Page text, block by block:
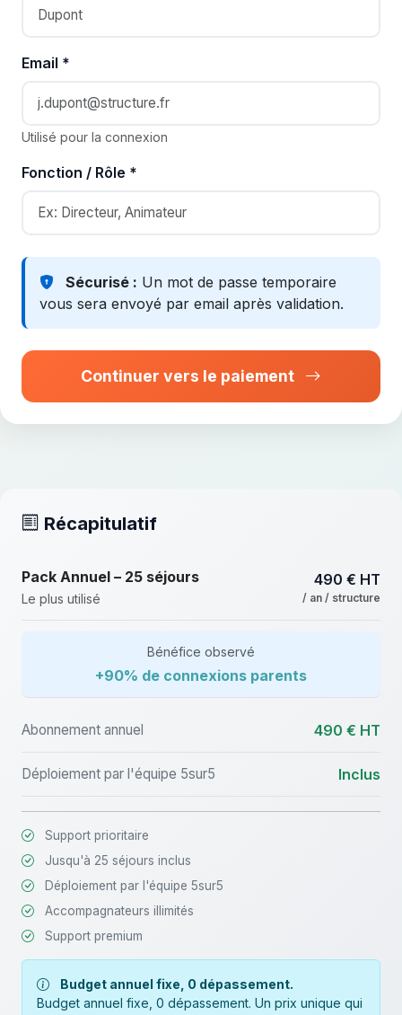
Email *
Utilisé pour la connexion
Fonction / Rôle *
Sécurisé : Un mot de passe temporaire
vous sera envoyé par email après validation.
Continuer vers le paiement
Récapitulatif
Pack Annuel – 25 séjours
Le plus utilisé
490 € HT
/ an / structure
Bénéfice observé
+90% de connexions parents
Abonnement annuel 490 € HT
Déploiement par l'équipe 5sur5 Inclus
Support prioritaire
Jusqu'à 25 séjours inclus
Déploiement par l'équipe 5sur5
Accompagnateurs illimités
Support premium
Budget annuel fixe, 0 dépassement.
Budget annuel fixe, 0 dépassement. Un prix unique qui